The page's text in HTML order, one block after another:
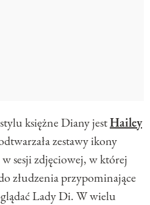
księżne Diany jestHailey
zestawy ikony
w sesji zdjęciowej, w której
złudzenia przypominające
Lady Di. W wielu